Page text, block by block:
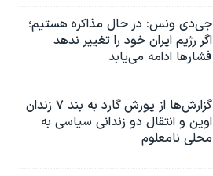
جی‌دی ونس: در حال مذاکره هستیم؛
اگر رژیم ایران خود را تغییر ندهد
فشارها ادامه می‌یابد
گزارش‌ها از یورش گارد به بند ۷ زندان
اوین و انتقال دو زندانی سیاسی به
محلی نامعلوم